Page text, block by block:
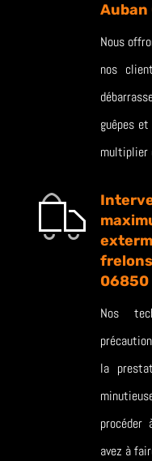
Nous
nos
guêpes
multiplier
06850
Nos
la
procéder
avez à